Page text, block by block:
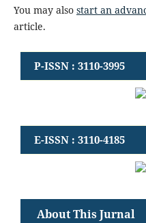
You may also start an
article.
P-ISSN : 3110-3995
E-ISSN : 3110-4185
About This Jurnal